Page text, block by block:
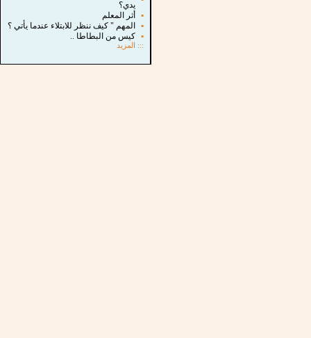
يدي؟
▪
أثر المعلم
▪
المهم " كيف ننظر للابتلاء عندما يأتي ؟
▪
كيس من البطاطا ..
::: المزيد